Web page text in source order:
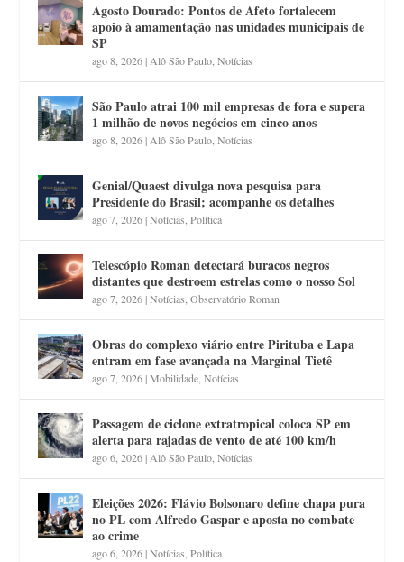
Agosto Dourado: Pontos de Afeto fortalecem
apoio à amamentação nas unidades municipais de
SP
ago 8, 2026|Alô São Paulo,Notícias
São Paulo atrai 100 mil empresas de fora e supera
1 milhão de novos negócios em cinco anos
ago 8, 2026|Alô São Paulo,Notícias
Genial/Quaest divulga nova pesquisa para
Presidente do Brasil; acompanhe os detalhes
ago 7, 2026|Notícias,Política
Telescópio Roman detectará buracos negros
distantes que destroem estrelas como o nosso Sol
ago 7, 2026|Notícias,Observatório Roman
Obras do complexo viário entre Pirituba e Lapa
entram em fase avançada na Marginal Tietê
ago 7, 2026|Mobilidade,Notícias
Passagem de ciclone extratropical coloca SP em
alerta para rajadas de vento de até 100 km/h
ago 6, 2026|Alô São Paulo,Notícias
Eleições 2026: Flávio Bolsonaro define chapa pura
no PL com Alfredo Gaspar e aposta no combate
ao crime
ago 6, 2026|Notícias,Política